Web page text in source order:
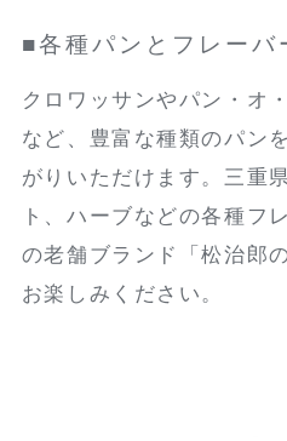
■各種パンとフレーバ
クロワッサンやパン・オ
など、豊富な種類のパン
がりいただけます。三重
ト、ハーブなどの各種フ
の老舗ブランド「松治郎
お楽しみください。